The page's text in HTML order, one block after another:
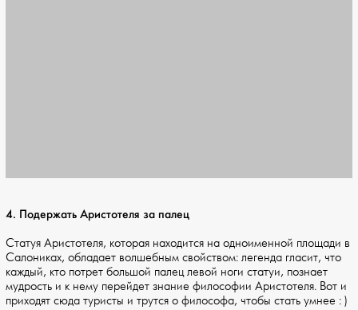
4. Подержать Аристотеля за палец
Статуя Аристотеля, которая находится на одноименной площади в
Салониках, обладает волшебным свойством: легенда гласит, что
каждый, кто потрет большой палец левой ноги статуи, познает
мудрость и к нему перейдет знание философии Аристотеля. Вот и
приходят сюда туристы и трутся о философа, чтобы стать умнее : )